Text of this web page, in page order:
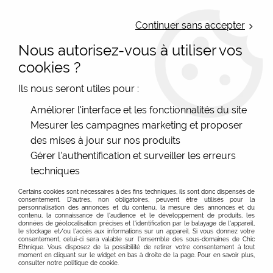
50€ | EXPEDITION LE JOUR MEME | PAIEMENT 3X ALMA
Accueil >Les marques > Tranquillo >Vestes et blousons
Tranquillo vestes et blousons sur chic ethnique, vente
en ligne éthique
Des vestes originales et éthiques, des blousons femme
originaux
Les vestes et les blousons Tranquillo sont solides, beaux
et arrètent les clientes dans le rayon, alors profitez de
leurs couleurs fraiches. Le confort est aussi au rendez-
vous, tout comme l'éthique (base de la marque
Allemande Tranquillo) et l'écologie avec la certification
Continuer sans accepter
Nous autorisez-vous à utiliser vos
cookies ?
Ils nous seront utiles pour :
Améliorer l'interface et les fonctionnalités du site
Mesurer les campagnes marketing et proposer
des mises à jour sur nos produits
Gérer l'authentification et surveiller les erreurs
techniques
Certains cookies sont nécessaires à des fins techniques, ils sont donc dispensés de
consentement. D'autres, non obligatoires, peuvent être utilisés pour la
personnalisation des annonces et du contenu, la mesure des annonces et du
contenu, la connaissance de l'audience et le développement de produits, les
données de géolocalisation précises et l'identification par le balayage de l'appareil,
le stockage et/ou l'accès aux informations sur un appareil. Si vous donnez votre
consentement, celui-ci sera valable sur l’ensemble des sous-domaines de Chic
Ethnique. Vous disposez de la possibilité de retirer votre consentement à tout
moment en cliquant sur le widget en bas à droite de la page. Pour en savoir plus,
consulter notre politique de cookie.